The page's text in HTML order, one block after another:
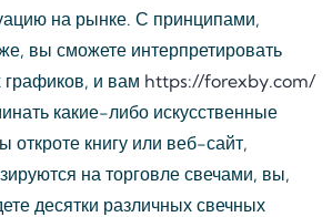
на рынке. С принципами,
вы сможете интерпретировать
и вам https://forexby.com/
какие-либо искусственные
книгу или веб-сайт,
на торговле свечами, вы,
десятки различных свечных